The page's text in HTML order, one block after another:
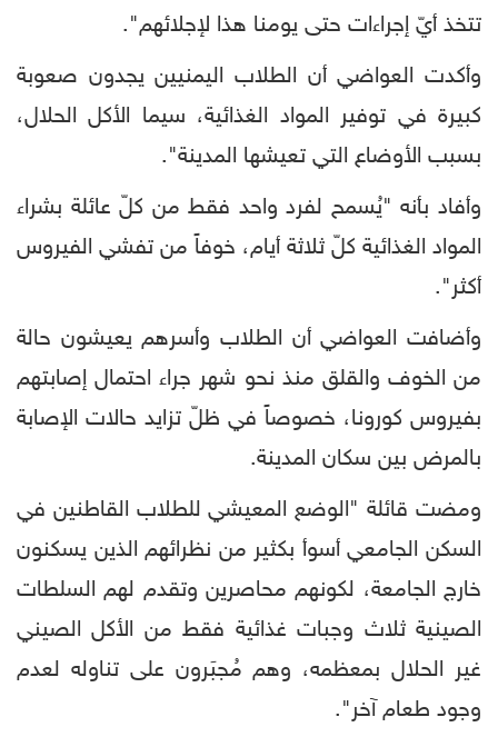
تتخذ أيّ إجراءات حتى يومنا هذا لإجلائهم".
وأكدت العواضي أن الطلاب اليمنيين يجدون صعوبة
كبيرة في توفير المواد الغذائية، سيما الأكل الحلال،
بسبب الأوضاع التي تعيشها المدينة".
وأفاد بأنه "يُسمح لفرد واحد فقط من كلّ عائلة بشراء
المواد الغذائية كلّ ثلاثة أيام، خوفاً من تفشي الفيروس
أكثر".
وأضافت العواضي أن الطلاب وأسرهم يعيشون حالة
من الخوف والقلق منذ نحو شهر جراء احتمال إصابتهم
بفيروس كورونا، خصوصاً في ظلّ تزايد حالات الإصابة
بالمرض بين سكان المدينة.
ومضت قائلة "الوضع المعيشي للطلاب القاطنين في
السكن الجامعي أسوأ بكثير من نظرائهم الذين يسكنون
خارج الجامعة، لكونهم محاصرين وتقدم لهم السلطات
الصينية ثلاث وجبات غذائية فقط من الأكل الصيني
غير الحلال بمعظمه، وهم مُجبَرون على تناوله لعدم
وجود طعام آخر".